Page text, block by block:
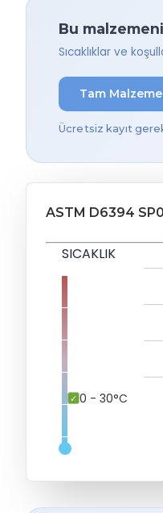
Bu
Sıcaklıklar ve
Tam
Ücretsiz kayıt
ASTM D6394
SICAKLIK
0 - 30°C